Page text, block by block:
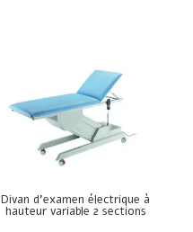
Divan d’examen électrique à
hauteur variable 2 sections